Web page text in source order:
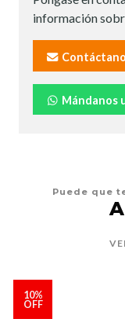
información
Mándanos
Puede que
10%
OFF